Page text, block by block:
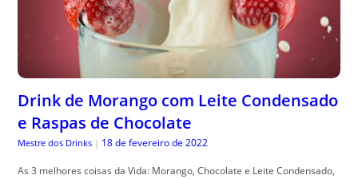
Drink de Morango com Leite Condensado
e Raspas de Chocolate
Mestre dos Drinks | 18 de fevereiro de 2022
As 3 melhores coisas da Vida: Morango, Chocolate e Leite Condensado,